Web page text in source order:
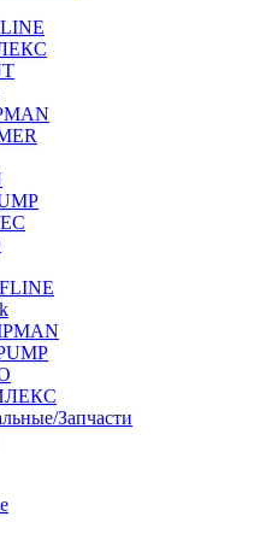
Запчасти